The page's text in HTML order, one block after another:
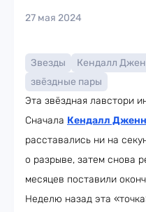
27 мая 2024
Звезды Кендалл
звёздные пары
Эта звёздная лавстори
Сначала Кендалл
расставались ни на
о разрыве, затем снова
месяцев поставили
Неделю назад эта